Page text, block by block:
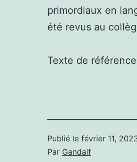
primordiaux en
été revus au
Texte de
Publié le février 11,
Par Gandalf